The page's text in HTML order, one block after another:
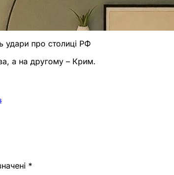
удари про столиці РФ
а на другому – Крим.
*